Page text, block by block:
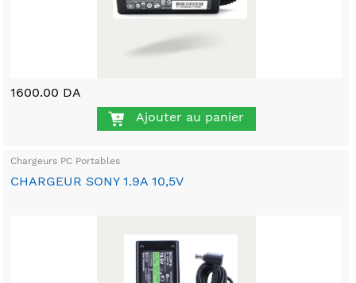
1600.00 DA
Ajouter au panier
Chargeurs PC Portables
CHARGEUR SONY 1.9A 10,5V